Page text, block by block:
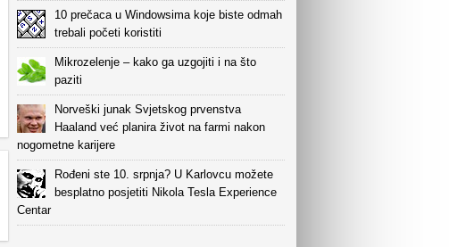
10 prečaca u Windowsima koje biste odmah
trebali početi koristiti
Mikrozelenje – kako ga uzgojiti i na što
paziti
Norveški junak Svjetskog prvenstva
Haaland već planira život na farmi nakon
nogometne karijere
Rođeni ste 10. srpnja? U Karlovcu možete
besplatno posjetiti Nikola Tesla Experience
Centar